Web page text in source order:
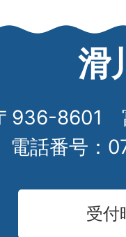
滑
936-8601
電話番号：
受付